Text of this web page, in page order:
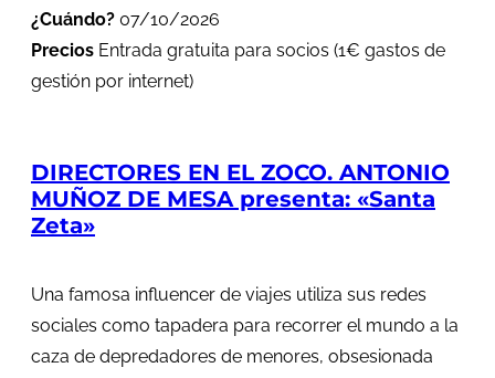
¿Cuándo? 07/10/2026
Precios Entrada gratuita para socios (1€ gastos de
gestión por internet)
DIRECTORES EN EL ZOCO. ANTONIO
MUÑOZ DE MESA presenta: «Santa
Zeta»
Una famosa influencer de viajes utiliza sus redes
sociales como tapadera para recorrer el mundo a la
caza de depredadores de menores, obsesionada